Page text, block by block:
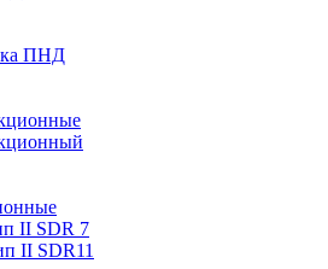
ПНД
II SDR 7
II SDR11